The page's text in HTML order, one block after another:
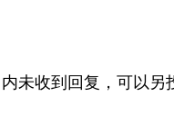
未收到回复，可以